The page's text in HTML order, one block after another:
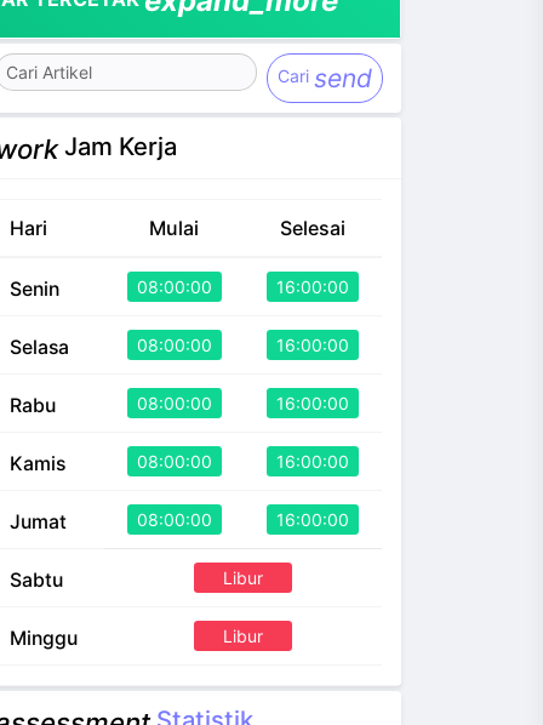
Cari send
Jam Kerja
Hari Mulai Selesai
Senin 08:00:00 16:00:00
Selasa 08:00:00 16:00:00
Rabu 08:00:00 16:00:00
Kamis 08:00:00 16:00:00
Jumat 08:00:00 16:00:00
Sabtu Libur
Minggu Libur